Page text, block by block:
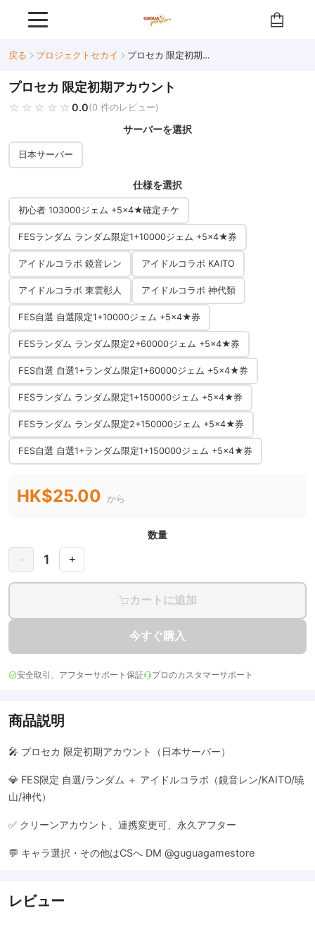
戻る プロジェクトセカイ プロセカ 限定初期アカウント
🔥 人気
プロセカ 限定初期アカウント
☆☆☆☆☆
★★★★★ 0.0(0 件のレビュー)
サーバーを選択
日本サーバー
仕様を選択
初心者 103000ジェム +5×4★確定チケ
FESランダム ランダム限定1+10000ジェム +5×4★券
アイドルコラボ 鏡音レン アイドルコラボ KAITO
アイドルコラボ 東雲彰人 アイドルコラボ 神代類
FES自選 自選限定1+10000ジェム +5×4★券
FESランダム ランダム限定2+60000ジェム +5×4★券
FES自選 自選1+ランダム限定1+60000ジェム +5×4★券
FESランダム ランダム限定1+150000ジェム +5×4★券
FESランダム ランダム限定2+150000ジェム +5×4★券
FES自選 自選1+ランダム限定1+150000ジェム +5×4★券
HK$25.00 から
数量
- 1 +
カートに追加
今すぐ購入
安全取引、アフターサポート保証 プロのカスタマーサポート
商品説明
🎤 プロセカ 限定初期アカウント（日本サーバー）
💎 FES限定 自選/ランダム ＋ アイドルコラボ（鏡音レン/KAITO/暁
山/神代）
✅ クリーンアカウント、連携変更可、永久アフター
💬 キャラ選択・その他はCSへ DM @guguagamestore
レビュー